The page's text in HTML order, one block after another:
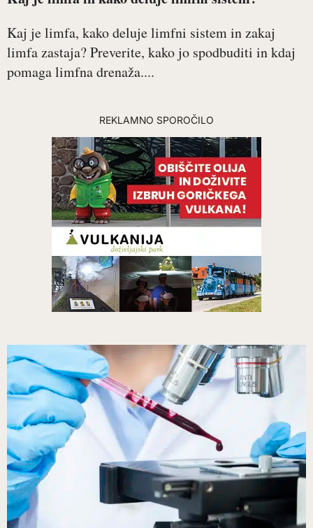
Kaj je limfa, kako deluje limfni sistem in zakaj
limfa zastaja? Preverite, kako jo spodbuditi in kdaj
pomaga limfna drenaža....
REKLAMNO SPOROČILO